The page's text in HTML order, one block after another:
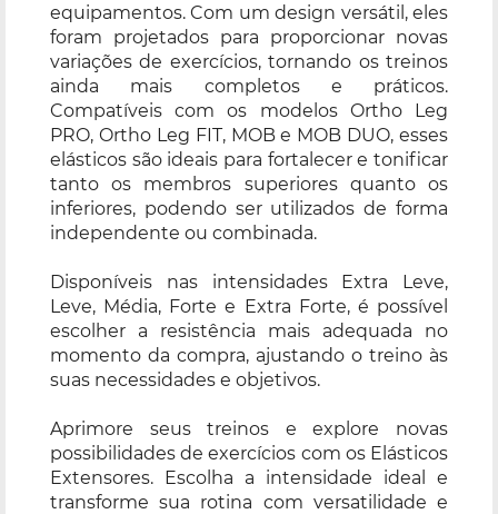
equipamentos. Com um design versátil, eles
foram projetados para proporcionar novas
variações de exercícios, tornando os treinos
ainda mais completos e práticos.
Compatíveis com os modelos Ortho Leg
PRO, Ortho Leg FIT, MOB e MOB DUO, esses
elásticos são ideais para fortalecer e tonificar
tanto os membros superiores quanto os
inferiores, podendo ser utilizados de forma
independente ou combinada.
Disponíveis nas intensidades Extra Leve,
Leve, Média, Forte e Extra Forte, é possível
escolher a resistência mais adequada no
momento da compra, ajustando o treino às
suas necessidades e objetivos.
Aprimore seus treinos e explore novas
possibilidades de exercícios com os Elásticos
Extensores. Escolha a intensidade ideal e
transforme sua rotina com versatilidade e